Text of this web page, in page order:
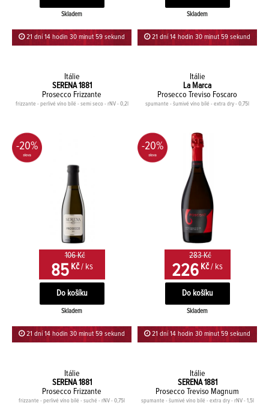
Skladem
21 dní 14 hodin 30 minut 59 sekund
Skladem
21 dní 14 hodin 30 minut 59 sekund
Itálie
SERENA 1881
Prosecco Frizzante
frizzante - perlivé víno bílé - semi seco - rNV - 0,2l
-20%
106 Kč
85 Kč / ks
Skladem
21 dní 14 hodin 30 minut 59 sekund
Itálie
La Marca
Prosecco Treviso Foscaro
spumante - šumivé víno bílé - extra dry - 0,75l
-20%
283 Kč
226 Kč / ks
Skladem
21 dní 14 hodin 30 minut 59 sekund
Itálie
SERENA 1881
Prosecco Frizzante
frizzante - perlivé víno bílé - suché - rNV - 0,75l
Itálie
SERENA 1881
Prosecco Treviso Magnum
spumante - šumivé víno bílé - extra dry - rNV - 1,5l